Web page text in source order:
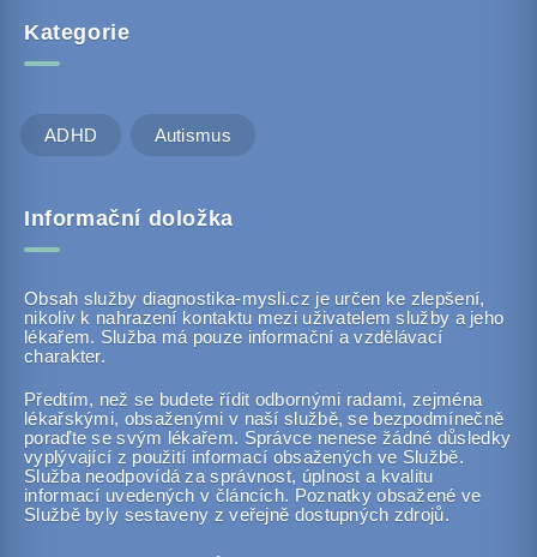
Kategorie
ADHD Autismus
Informační doložka
Obsah služby diagnostika-mysli.cz je určen ke zlepšení,
nikoliv k nahrazení kontaktu mezi uživatelem služby a jeho
lékařem. Služba má pouze informační a vzdělávací
charakter.
Předtím, než se budete řídit odbornými radami, zejména
lékařskými, obsaženými v naší službě, se bezpodmínečně
poraďte se svým lékařem. Správce nenese žádné důsledky
vyplývající z použití informací obsažených ve Službě.
Služba neodpovídá za správnost, úplnost a kvalitu
informací uvedených v článcích. Poznatky obsažené ve
Službě byly sestaveny z veřejně dostupných zdrojů.